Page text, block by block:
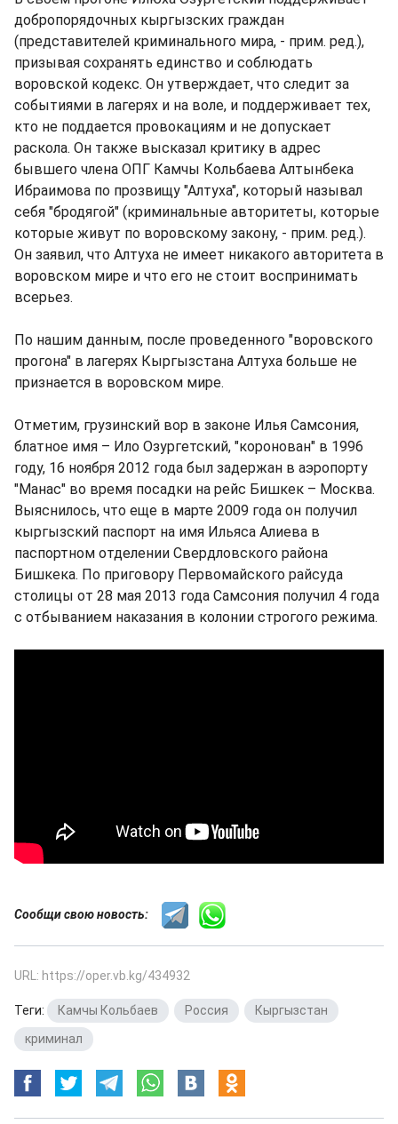
добропорядочных кыргызских граждан
(представителей криминального мира, - прим. ред.),
призывая сохранять единство и соблюдать
воровской кодекс. Он утверждает, что следит за
событиями в лагерях и на воле, и поддерживает тех,
кто не поддается провокациям и не допускает
раскола. Он также высказал критику в адрес
бывшего члена ОПГ Камчы Кольбаева Алтынбека
Ибраимова по прозвищу "Алтуха", который называл
себя "бродягой" (криминальные авторитеты, которые
которые живут по воровскому закону, - прим. ред.).
Он заявил, что Алтуха не имеет никакого авторитета в
воровском мире и что его не стоит воспринимать
всерьез.
По нашим данным, после проведенного "воровского
прогона" в лагерях Кыргызстана Алтуха больше не
признается в воровском мире.
Отметим, грузинский вор в законе Илья Самсония,
блатное имя – Ило Озургетский, "коронован" в 1996
году, 16 ноября 2012 года был задержан в аэропорту
"Манас" во время посадки на рейс Бишкек – Москва.
Выяснилось, что еще в марте 2009 года он получил
кыргызский паспорт на имя Ильяса Алиева в
паспортном отделении Свердловского района
Бишкека. По приговору Первомайского райсуда
столицы от 28 мая 2013 года Самсония получил 4 года
с отбыванием наказания в колонии строгого режима.
Сообщи свою новость:
URL: https://oper.vb.kg/434932
Теги: Камчы Кольбаев Россия Кыргызстан
криминал